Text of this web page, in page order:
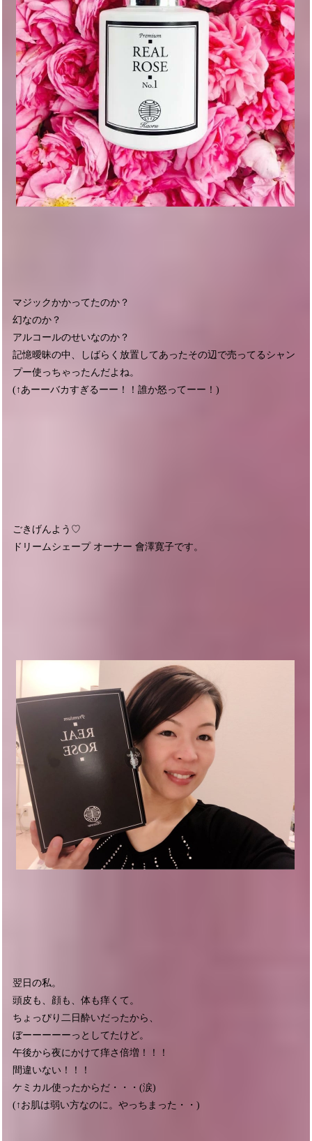
マジックかかってたのか？
幻なのか？
アルコールのせいなのか？
記憶曖昧の中、しばらく放置してあったその辺で売ってるシャン
プー使っちゃったんだよね。
(↑あーーバカすぎるーー！！誰か怒ってーー！)
ごきげんよう♡
ドリームシェープ オーナー 會澤寛子です。
翌日の私。
頭皮も、顔も、体も痒くて。
ちょっぴり二日酔いだったから、
ぼーーーーーっとしてたけど。
午後から夜にかけて痒さ倍増！！！
間違いない！！！
ケミカル使ったからだ・・・(涙)
(↑お肌は弱い方なのに。やっちまった・・)